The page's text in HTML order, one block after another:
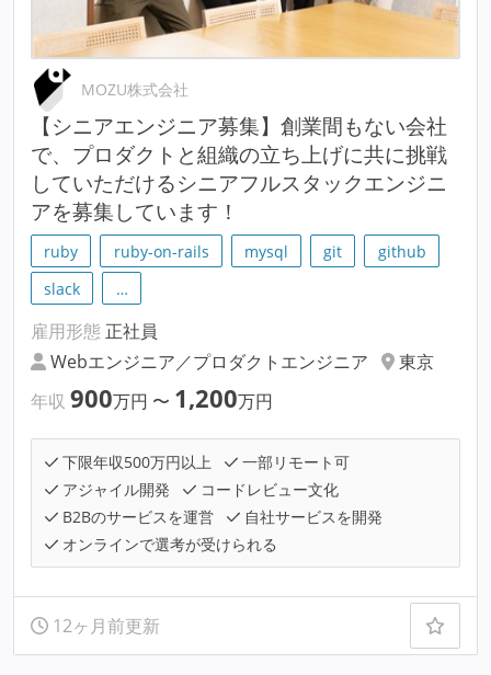
MOZU株式会社
【シニアエンジニア募集】創業間もない会社
で、プロダクトと組織の立ち上げに共に挑戦
していただけるシニアフルスタックエンジニ
アを募集しています！
ruby ruby-on-rails mysql git
github
slack
…
雇用形態 正社員
Webエンジニア／プロダクトエンジニア
東京
年収 900万円 〜 1,200万円
下限年収500万円以上
一部リモート可
アジャイル開発
コードレビュー文化
B2Bのサービスを運営
自社サービスを開発
オンラインで選考が受けられる
12ヶ月前更新